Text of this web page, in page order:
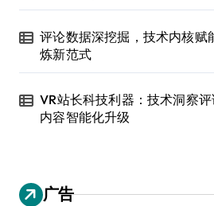
评论数据深挖掘，技术内核赋
炼新范式
VR站长科技利器：技术洞察
内容智能化升级
广告